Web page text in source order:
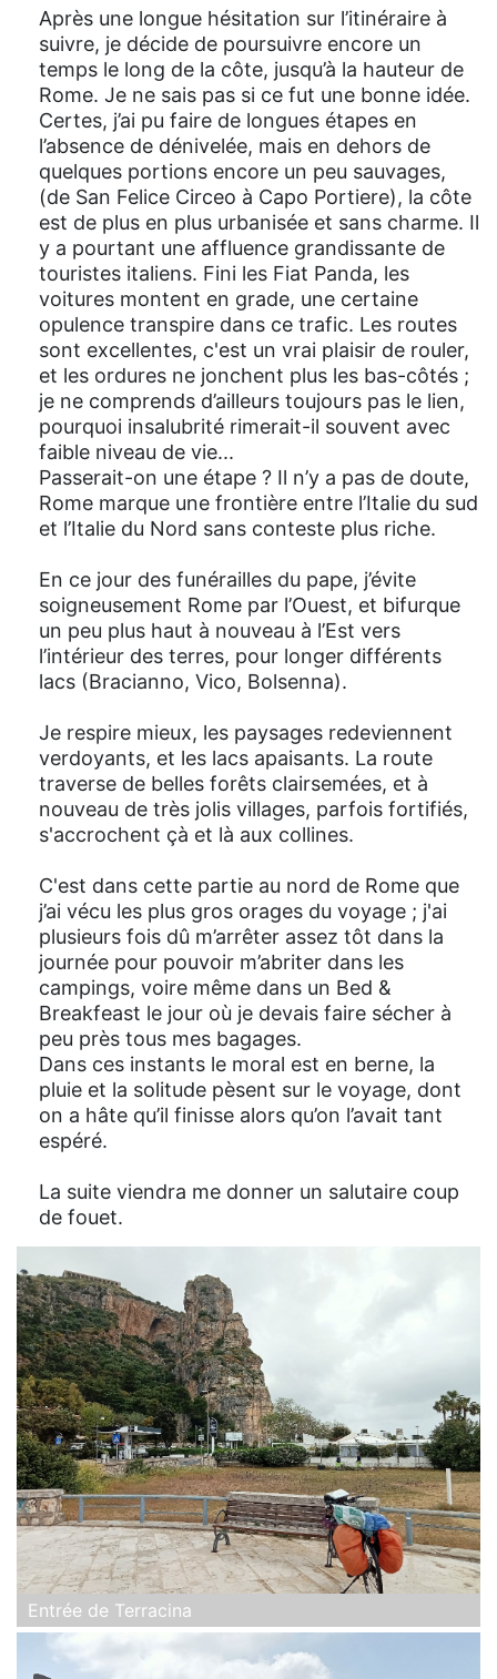
Après une longue hésitation sur l’itinéraire à
suivre, je décide de poursuivre encore un
temps le long de la côte, jusqu’à la hauteur de
Rome. Je ne sais pas si ce fut une bonne idée.
Certes, j’ai pu faire de longues étapes en
l’absence de dénivelée, mais en dehors de
quelques portions encore un peu sauvages,
(de San Felice Circeo à Capo Portiere), la côte
est de plus en plus urbanisée et sans charme. Il
y a pourtant une affluence grandissante de
touristes italiens. Fini les Fiat Panda, les
voitures montent en grade, une certaine
opulence transpire dans ce trafic. Les routes
sont excellentes, c'est un vrai plaisir de rouler,
et les ordures ne jonchent plus les bas-côtés ;
je ne comprends d’ailleurs toujours pas le lien,
pourquoi insalubrité rimerait-il souvent avec
faible niveau de vie...
Passerait-on une étape ? Il n’y a pas de doute,
Rome marque une frontière entre l’Italie du sud
et l’Italie du Nord sans conteste plus riche.
En ce jour des funérailles du pape, j’évite
soigneusement Rome par l’Ouest, et bifurque
un peu plus haut à nouveau à l’Est vers
l’intérieur des terres, pour longer différents
lacs (Bracianno, Vico, Bolsenna).
Je respire mieux, les paysages redeviennent
verdoyants, et les lacs apaisants. La route
traverse de belles forêts clairsemées, et à
nouveau de très jolis villages, parfois fortifiés,
s'accrochent çà et là aux collines.
C'est dans cette partie au nord de Rome que
j’ai vécu les plus gros orages du voyage ; j'ai
plusieurs fois dû m’arrêter assez tôt dans la
journée pour pouvoir m’abriter dans les
campings, voire même dans un Bed &
Breakfeast le jour où je devais faire sécher à
peu près tous mes bagages.
Dans ces instants le moral est en berne, la
pluie et la solitude pèsent sur le voyage, dont
on a hâte qu’il finisse alors qu’on l’avait tant
espéré.
La suite viendra me donner un salutaire coup
de fouet.
Entrée de Terracina